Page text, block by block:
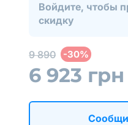
Войдите, чтобы
скидку
9 890 -30%
6 923 грн